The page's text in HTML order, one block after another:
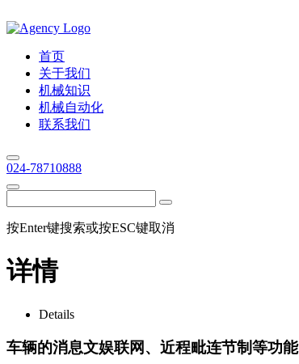
首页
关于我们
机械知识
机械自动化
联系我们
024-78710888
按Enter键搜索或按ESC键取消
详情
Details
车辆的消息文娱联网、近程毗连节制等功能